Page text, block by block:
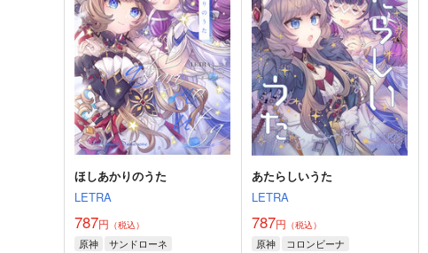
ほしあかりのうた
LETRA
787円 （税込）
原神
サンドローネ
あたらしいうた
LETRA
787円 （税込）
原神
コロンビーナ